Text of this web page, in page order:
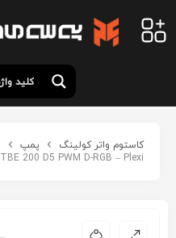
کاستوم واتر کولینگ پمپ
TBE 200 D5 PWM D-RGB – Plexi